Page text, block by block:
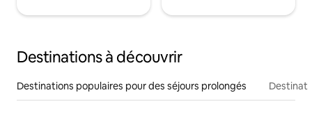
Destinations à découvrir
Destinations populaires pour des séjours prolongés